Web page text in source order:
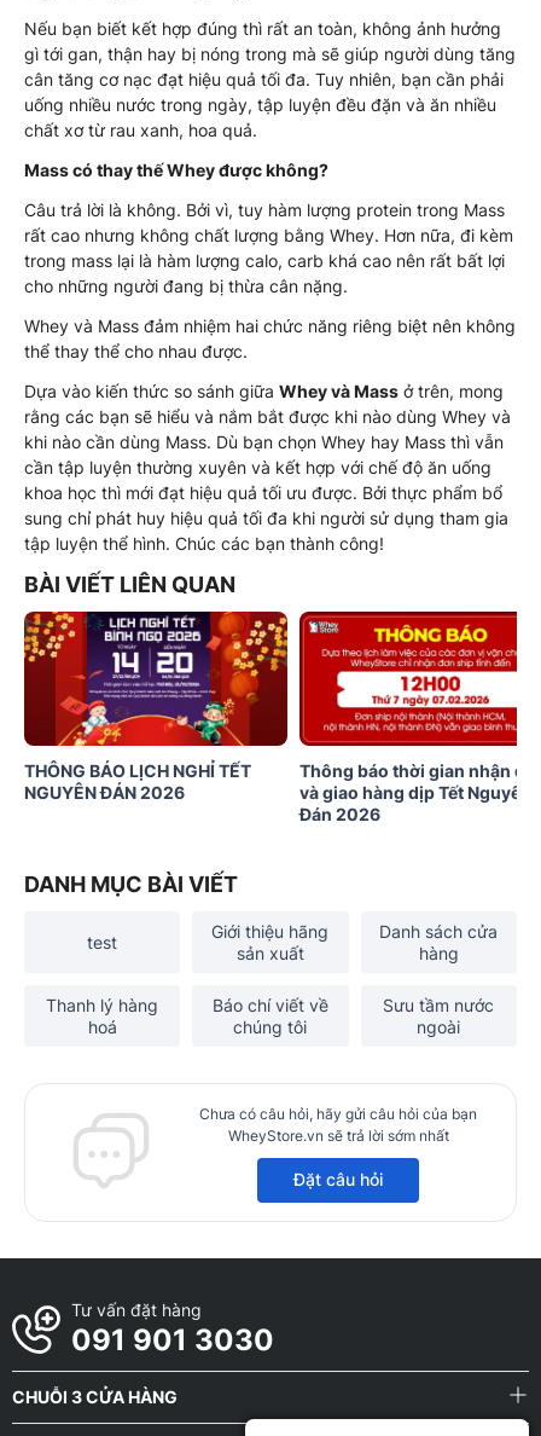
Nếu bạn biết kết hợp đúng thì rất an toàn, không ảnh hưởng
gì tới gan, thận hay bị nóng trong mà sẽ giúp người dùng tăng
cân tăng cơ nạc đạt hiệu quả tối đa. Tuy nhiên, bạn cần phải
uống nhiều nước trong ngày, tập luyện đều đặn và ăn nhiều
chất xơ từ rau xanh, hoa quả.
Mass có thay thế Whey được không?
Câu trả lời là không. Bởi vì, tuy hàm lượng protein trong Mass
rất cao nhưng không chất lượng bằng Whey. Hơn nữa, đi kèm
trong mass lại là hàm lượng calo, carb khá cao nên rất bất lợi
cho những người đang bị thừa cân nặng.
Whey và Mass đảm nhiệm hai chức năng riêng biệt nên không
thể thay thể cho nhau được.
Dựa vào kiến thức so sánh giữa Whey và Mass ở trên, mong
rằng các bạn sẽ hiểu và nắm bắt được khi nào dùng Whey và
khi nào cần dùng Mass. Dù bạn chọn Whey hay Mass thì vẫn
cần tập luyện thường xuyên và kết hợp với chế độ ăn uống
khoa học thì mới đạt hiệu quả tối ưu được. Bởi thực phẩm bổ
sung chỉ phát huy hiệu quả tối đa khi người sử dụng tham gia
tập luyện thể hình. Chúc các bạn thành công!
BÀI VIẾT LIÊN QUAN
THÔNG BÁO LỊCH NGHỈ TẾT
NGUYÊN ĐÁN 2026
Thông báo thời gian nhận
và giao hàng dịp Tết Nguyên
Đán 2026
DANH MỤC BÀI VIẾT
test
Giới thiệu hãng
sản xuất
Danh sách cửa
hàng
Thanh lý hàng
hoá
Báo chí viết về
chúng tôi
Sưu tầm nước
ngoài
Chưa có câu hỏi, hãy gửi câu hỏi của bạn
WheyStore.vn sẽ trả lời sớm nhất
Đặt câu hỏi
Tư vấn đặt hàng
091 901 3030
CHUỖI 3 CỬA HÀNG